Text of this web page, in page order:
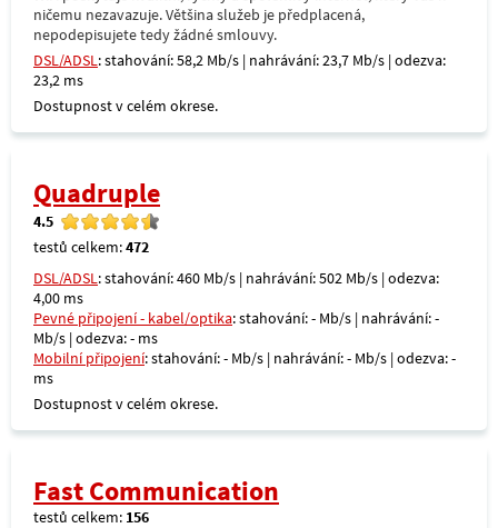
ničemu nezavazuje. Většina služeb je předplacená,
nepodepisujete tedy žádné smlouvy.
DSL/ADSL: stahování: 58,2 Mb/s | nahrávání: 23,7 Mb/s | odezva:
23,2 ms
Dostupnost v celém okrese.
Quadruple
4.5
testů celkem:472
DSL/ADSL: stahování: 460 Mb/s | nahrávání: 502 Mb/s | odezva:
4,00 ms
Pevné připojení - kabel/optika: stahování: - Mb/s | nahrávání: -
Mb/s | odezva: - ms
Mobilní připojení: stahování: - Mb/s | nahrávání: - Mb/s | odezva: -
ms
Dostupnost v celém okrese.
Fast Communication
testů celkem: 156